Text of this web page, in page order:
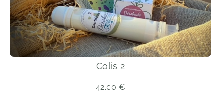
Colis 2
42.00 €